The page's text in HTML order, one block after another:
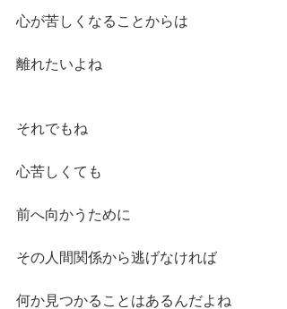
心が苦しくなることからは
離れたいよね
それでもね
心苦しくても
前へ向かうために
その人間関係から逃げなければ
何か見つかることはあるんだよね